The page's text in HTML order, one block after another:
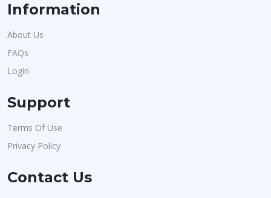
Information
About Us
FAQs
Login
Support
Terms Of Use
Privacy Policy
Contact Us